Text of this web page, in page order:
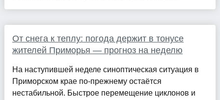
От снега к теплу: погода держит в тонусе
жителей Приморья — прогноз на неделю
На наступившей неделе синоптическая ситуация в
Приморском крае по-прежнему остаётся
нестабильной. Быстрое перемещение циклонов и